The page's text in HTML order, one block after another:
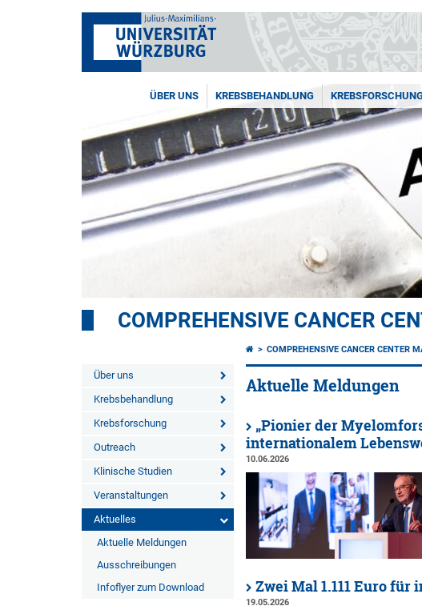
ÜBER UNS KREBSBEHANDLUNG
COMPREHENSIVE CANCER
Über uns
Krebsbehandlung
Krebsforschung
Outreach
Klinische Studien
Veranstaltungen
Aktuelles
Aktuelle Meldungen
Ausschreibungen
Infoflyer zum Download
COMPREHENSIVE CANCER CENTER
Aktuelle Meldungen
„Pionier der
internationalem
10.06.2026
Zwei Mal 1.111 Euro für
19.05.2026